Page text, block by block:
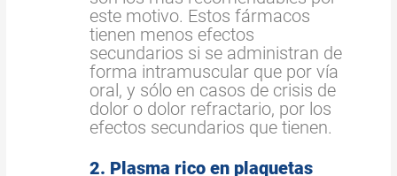
este motivo. Estos fármacos
tienen menos efectos
secundarios si se administran de
forma intramuscular que por vía
oral, y sólo en casos de crisis de
dolor o dolor refractario, por los
efectos secundarios que tienen.
2. Plasma rico en plaquetas